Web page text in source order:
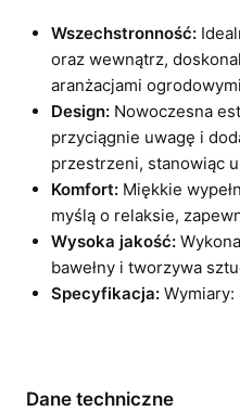
Wszechstronność:
oraz wewnątrz,
aranżacjami
Design:Nowoczesna
przyciągnie uwagę i
przestrzeni, stanowiąc
Komfort:Miękkie
myślą o relaksie,
Wysoka jakość:
bawełny i tworzywa
Specyfikacja:Wymiary:
Dane techniczne